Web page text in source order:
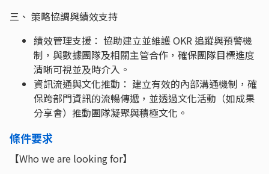
三、 策略協調與績效支持
績效管理支援： 協助建立並維護 OKR 追蹤與預警機
制，與數據團隊及相關主管合作，確保團隊目標進度
清晰可視並及時介入。
資訊流通與文化推動： 建立有效的內部溝通機制，確
保跨部門資訊的流暢傳遞，並透過文化活動（如成果
分享會）推動團隊凝聚與積極文化。
條件要求
【Who we are looking for】